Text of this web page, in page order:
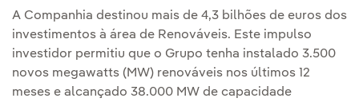
A Companhia destinou mais de 4,3 bilhões de euros dos
investimentos à área de Renováveis. Este impulso
investidor permitiu que o Grupo tenha instalado 3.500
novos megawatts (MW) renováveis nos últimos 12
meses e alcançado 38.000 MW de capacidade